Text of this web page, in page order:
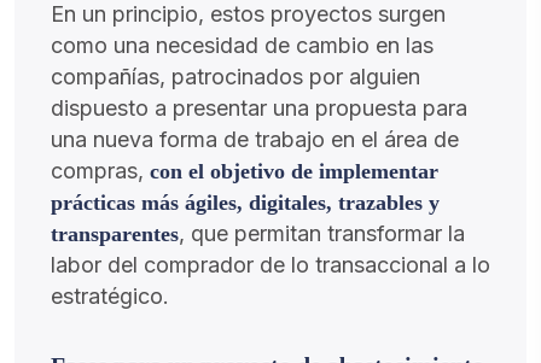
En un principio, estos proyectos surgen
como una necesidad de cambio en las
compañías, patrocinados por alguien
dispuesto a presentar una propuesta para
una nueva forma de trabajo en el área de
compras, con el objetivo de implementar
prácticas más ágiles, digitales, trazables y
transparentes, que permitan transformar la
labor del comprador de lo transaccional a lo
estratégico.